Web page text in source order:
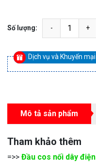
Số lượng:
Dịch vụ và Khuyến mại
Mô tả sản phẩm
Tham khảo thêm
=>> Đầu cos nối dây điện